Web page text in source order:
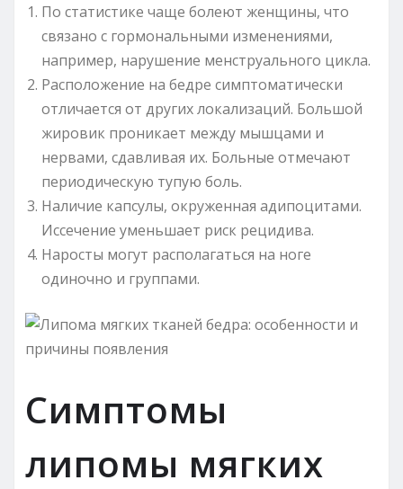
По статистике чаще болеют женщины, что
связано с гормональными изменениями,
например, нарушение менструального цикла.
Расположение на бедре симптоматически
отличается от других локализаций. Большой
жировик проникает между мышцами и
нервами, сдавливая их. Больные отмечают
периодическую тупую боль.
Наличие капсулы, окруженная адипоцитами.
Иссечение уменьшает риск рецидива.
Наросты могут располагаться на ноге
одиночно и группами.
Симптомы
липомы мягких